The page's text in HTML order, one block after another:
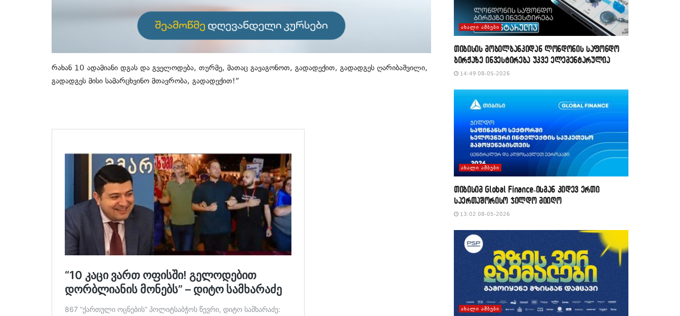
რახან 10 ადამიანი დგას და გველოდება, თურმე, მათაც გავაგონოთ, გადადექით, გადადგეს ღარიბაშვილი,
გადადგეს მისი სამარცხვინო მთავრობა, გადადექით!”
ᲐᲮᲐᲚᲘ ᲐᲛᲑᲔᲑᲘ
თიბისის მობილბანკიდან ლონდონის საფონდო
ბირჟაზე ინვესტირება უკვე ელემენტარულია
14:49 08-05-2026
ᲐᲮᲐᲚᲘ ᲐᲛᲑᲔᲑᲘ
თიბისიმ Global Finance-ისგან კიდევ ერთი
საერთაშორისო ჯილდო მიიღო
13:02 08-05-2026
ᲐᲮᲐᲚᲘ ᲐᲛᲑᲔᲑᲘ